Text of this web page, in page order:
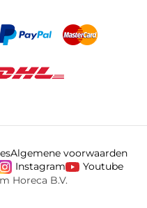
Algemene voorwaarden
Instagram
Youtube
Horeca B.V.